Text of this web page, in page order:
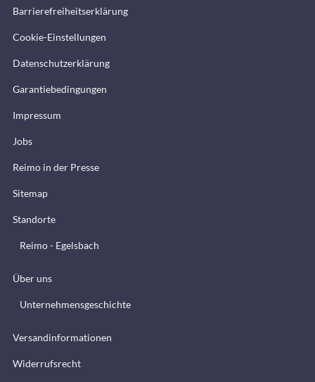
Barrierefreiheitserklärung
Cookie-Einstellungen
Datenschutzerklärung
Garantiebedingungen
Impressum
Jobs
Reimo in der Presse
Sitemap
Standorte
Reimo - Egelsbach
Über uns
Unternehmensgeschichte
Versandinformationen
Widerrufsrecht